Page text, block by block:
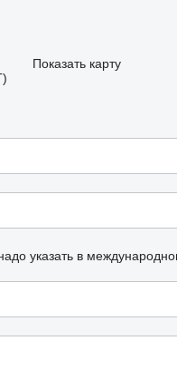
Показать карту
указать в